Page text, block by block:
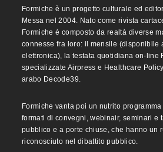
Formiche è un progetto culturale ed
Messa nel 2004. Nato come rivista
Formiche è composto da realtà diverse
connesse fra loro: il mensile (disponibile
elettronica), la testata quotidiana on-line
specializzate Airpress e Healthcare
arabo Decode39.
Formiche vanta poi un nutrito
formati di convegni, webinair, seminari e
pubblico e a porte chiuse, che hanno un
riconosciuto nel dibattito pubblico.